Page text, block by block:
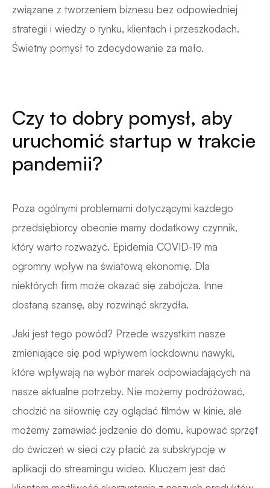
związane z tworzeniem biznesu bez odpowiedniej
strategii i wiedzy o rynku, klientach i przeszkodach.
Świetny pomysł to zdecydowanie za mało.
Czy to dobry pomysł, aby
uruchomić startup w trakcie
pandemii?
Poza ogólnymi problemami dotyczącymi każdego
przedsiębiorcy obecnie mamy dodatkowy czynnik,
który warto rozważyć. Epidemia COVID-19 ma
ogromny wpływ na światową ekonomię. Dla
niektórych firm może okazać się zabójcza. Inne
dostaną szansę, aby rozwinąć skrzydła.
Jaki jest tego powód? Przede wszystkim nasze
zmieniające się pod wpływem lockdownu nawyki,
które wpływają na wybór marek odpowiadających na
nasze aktualne potrzeby. Nie możemy podróżować,
chodzić na siłownię czy oglądać filmów w kinie, ale
możemy zamawiać jedzenie do domu, kupować sprzęt
do ćwiczeń w sieci czy płacić za subskrypcję w
aplikacji do streamingu wideo. Kluczem jest dać